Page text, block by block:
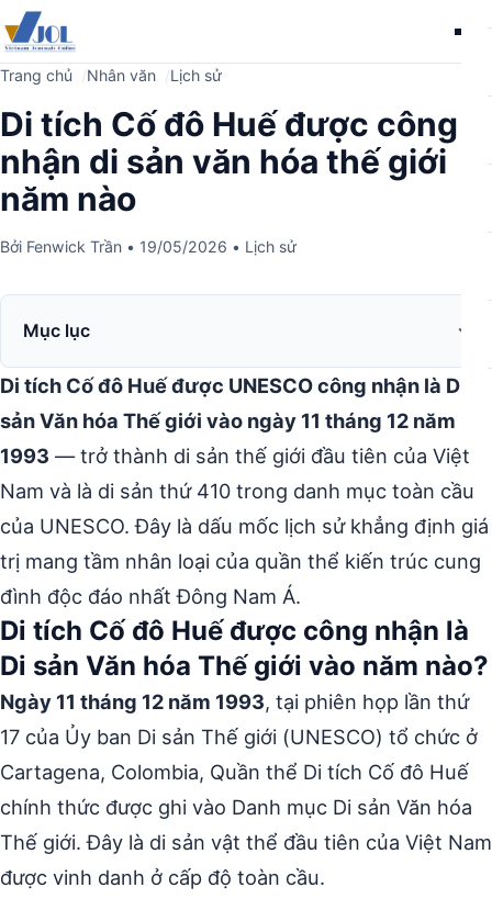
Trang chủ Nhân văn Lịch sử
Di tích Cố đô Huế được công
nhận di sản văn hóa thế giới
năm nào
Bởi Fenwick Trần • 19/05/2026 • Lịch sử
Mục lục
Di tích Cố đô Huế được UNESCO công nhận là Di
sản Văn hóa Thế giới vào ngày 11 tháng 12 năm
1993 — trở thành di sản thế giới đầu tiên của Việt
Nam và là di sản thứ 410 trong danh mục toàn cầu
của UNESCO. Đây là dấu mốc lịch sử khẳng định giá
trị mang tầm nhân loại của quần thể kiến trúc cung
đình độc đáo nhất Đông Nam Á.
Di tích Cố đô Huế được công nhận là
Di sản Văn hóa Thế giới vào năm nào?
Ngày 11 tháng 12 năm 1993, tại phiên họp lần thứ
17 của Ủy ban Di sản Thế giới (UNESCO) tổ chức ở
Cartagena, Colombia, Quần thể Di tích Cố đô Huế
chính thức được ghi vào Danh mục Di sản Văn hóa
Thế giới. Đây là di sản vật thể đầu tiên của Việt Nam
được vinh danh ở cấp độ toàn cầu.